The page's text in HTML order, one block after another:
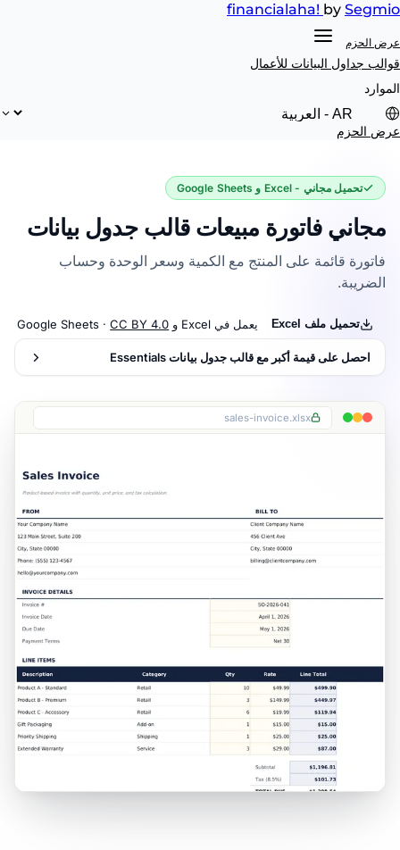
financialaha! by Segmio
عرض الحزم
قوالب جداول البيانات للأعمال
الموارد
عرض الحزم
تحميل مجاني - Excel و Google Sheets
مجاني فاتورة مبيعات قالب جدول بيانات
فاتورة قائمة على المنتج مع الكمية وسعر الوحدة وحساب
الضريبة.
تحميل ملف Excel يعمل في Excel و Google Sheets · CC BY 4.0
احصل على قيمة أكبر مع قالب جدول بيانات Essentials
sales-invoice.xlsx